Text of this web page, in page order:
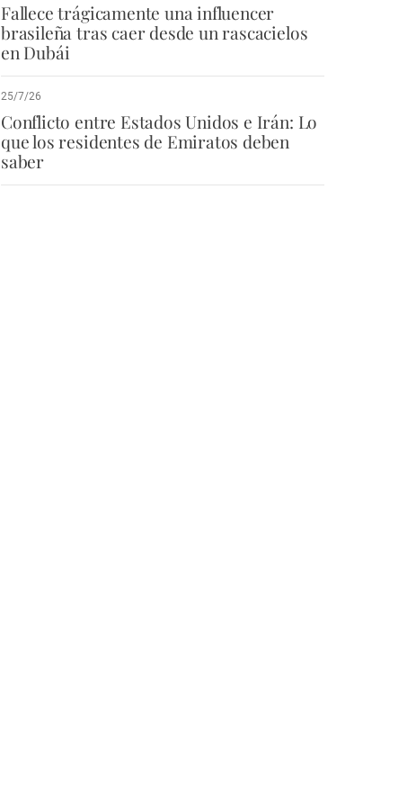
Fallece trágicamente una influencer
brasileña tras caer desde un rascacielos
en Dubái
25/7/26
Conflicto entre Estados Unidos e Irán: Lo
que los residentes de Emiratos deben
saber